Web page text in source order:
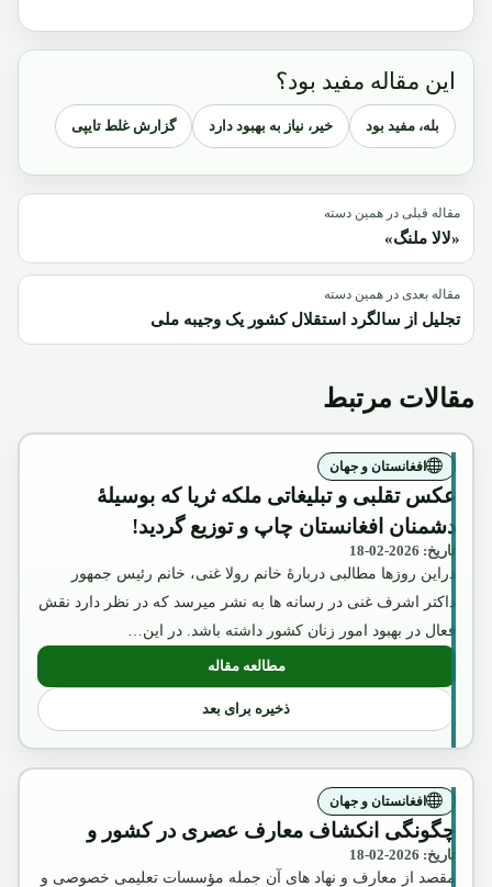
این مقاله مفید بود؟
بله، مفید بود خیر، نیاز به بهبود دارد گزارش غلط تایپی
مقاله قبلی در همین دسته
«لالا ملنگ»
مقاله بعدی در همین دسته
تجلیل از سالگرد استقلال کشور یک وجیبه ملی
مقالات مرتبط
افغانستان و جهان
عکس تقلبی و تبلیغاتی ملکه ثریا که بوسیلۀ
دشمنان افغانستان چاپ و توزیع گردید!
تاریخ: 2026-02-18
دراین روزها مطالبی دربارۀ خانم رولا غنی، خانم رئیس جمهور
داکتر اشرف غنی در رسانه ها به نشر میرسد که در نظر دارد نقش
فعال در بهبود امور زنان کشور داشته باشد. در این…
مطالعه مقاله: عکس تقلبی و تبلیغاتی ملکه ثریا که
ذخیره برای بعد
افغانستان و جهان
چگونگی انکشاف معارف عصری در کشور و
تاریخ: 2026-02-18
مقصد از معارف و نهاد های آن جمله مؤسسات تعلیمی خصوصی و